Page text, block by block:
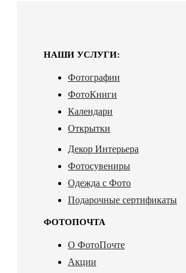
НАШИ УСЛУГИ:
Фотографии
ФотоКниги
Календари
Открытки
Декор Интерьера
Фотосувениры
Одежда с Фото
Подарочные сертификаты
ФОТОПОЧТА
О ФотоПочте
Акции